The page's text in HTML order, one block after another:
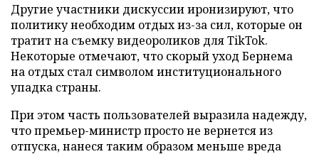
Другие участники дискуссии иронизируют, что
политику необходим отдых из-за сил, которые он
тратит на съемку видеороликов для TikTok.
Некоторые отмечают, что скорый уход Бернема
на отдых стал символом институционального
упадка страны.
При этом часть пользователей выразила надежду,
что премьер-министр просто не вернется из
отпуска, нанеся таким образом меньше вреда